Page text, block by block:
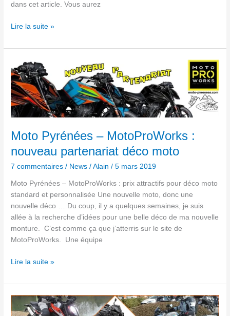
dans cet article. Vous aurez
Lire la suite »
Moto Pyrénées – MotoProWorks :
nouveau partenariat déco moto
7 commentaires / News /Alain/5 mars 2019
Moto Pyrénées – MotoProWorks : prix attractifs pour déco moto
standard et personnalisée Une nouvelle moto, donc une
nouvelle déco … Du coup, il y a quelques semaines, je suis
allée à la recherche d’idées pour une belle déco de ma nouvelle
monture. C’est comme ça que j’atterris sur le site de
MotoProWorks. Une équipe
Moto
Pyrénées
–
MotoProWorks
:
partenariat
moto
Lire la suite »
Pyrénées